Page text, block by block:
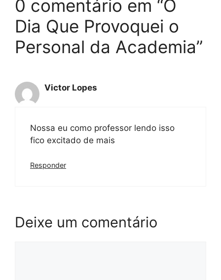
0 comentário em “O
Dia Que Provoquei o
Personal da Academia”
Victor Lopes
Nossa eu como professor lendo isso
fico excitado de mais
Responder
Deixe um comentário